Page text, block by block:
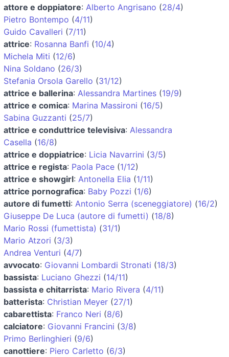
attore e doppiatore: Alberto Angrisano (28/4)
Pietro Bontempo (4/11)
Guido Cavalleri (7/11)
attrice: Rosanna Banfi (10/4)
Michela Miti (12/6)
Nina Soldano (26/3)
Stefania Orsola Garello (31/12)
attrice e ballerina: Alessandra Martines (19/9)
attrice e comica: Marina Massironi (16/5)
Sabina Guzzanti (25/7)
attrice e conduttrice televisiva: Alessandra
Casella (16/8)
attrice e doppiatrice: Licia Navarrini (3/5)
attrice e regista: Paola Pace (1/12)
attrice e showgirl: Antonella Elia (1/11)
attrice pornografica: Baby Pozzi (1/6)
autore di fumetti: Antonio Serra (sceneggiatore) (16/2)
Giuseppe De Luca (autore di fumetti) (18/8)
Mario Rossi (fumettista) (31/1)
Mario Atzori (3/3)
Andrea Venturi (4/7)
avvocato: Giovanni Lombardi Stronati (18/3)
bassista: Luciano Ghezzi (14/11)
bassista e chitarrista: Mario Rivera (4/11)
batterista: Christian Meyer (27/1)
cabarettista: Franco Neri (8/6)
calciatore: Giovanni Francini (3/8)
Primo Berlinghieri (9/6)
canottiere: Piero Carletto (6/3)